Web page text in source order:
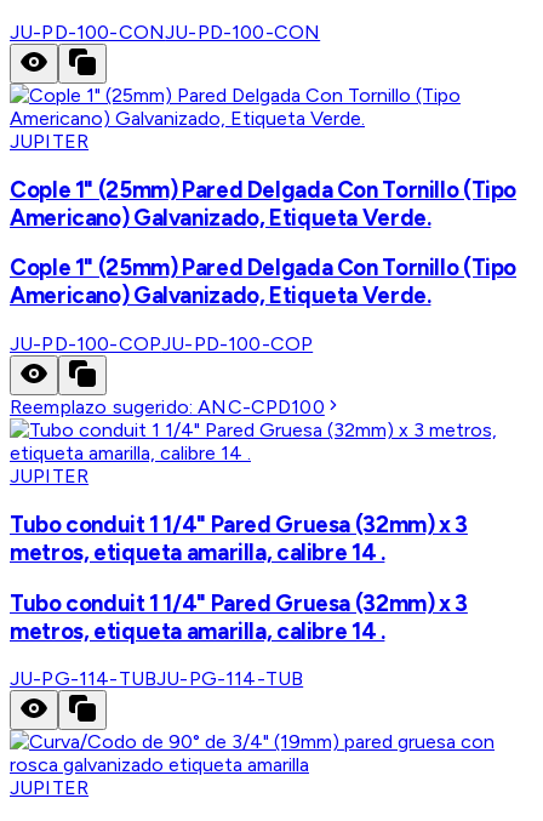
JU-PD-100-CONJU-PD-100-CON
JUPITER
Cople 1" (25mm) Pared Delgada Con Tornillo (Tipo
Americano) Galvanizado, Etiqueta Verde.
Cople 1" (25mm) Pared Delgada Con Tornillo (Tipo
Americano) Galvanizado, Etiqueta Verde.
JU-PD-100-COPJU-PD-100-COP
Reemplazo sugerido:ANC-CPD100
JUPITER
Tubo conduit 1 1/4" Pared Gruesa (32mm) x 3
metros, etiqueta amarilla, calibre 14 .
Tubo conduit 1 1/4" Pared Gruesa (32mm) x 3
metros, etiqueta amarilla, calibre 14 .
JU-PG-114-TUBJU-PG-114-TUB
JUPITER